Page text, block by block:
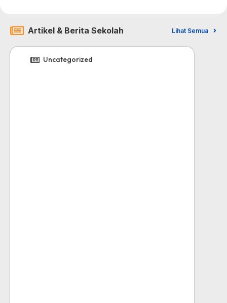
Artikel & Berita Sekolah Lihat Semua
Uncategorized